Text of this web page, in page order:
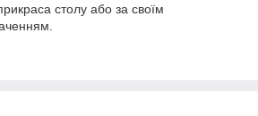
столу або за своїм